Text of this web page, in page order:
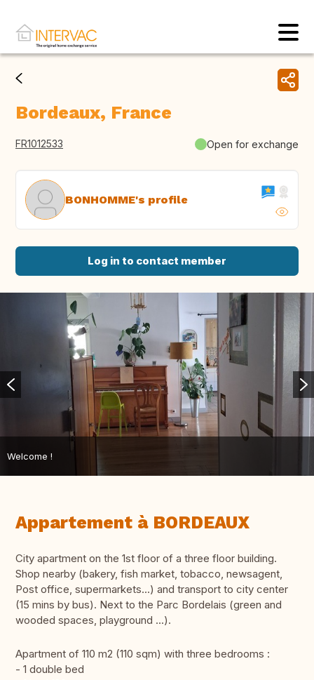
Bordeaux, France
FR1012533 Open for exchange
BONHOMME's profile
Log in to contact member
Welcome !
Appartement à BORDEAUX
City apartment on the 1st floor of a three floor building.
Shop nearby (bakery, fish market, tobacco, newsagent,
Post office, supermarkets...) and transport to city center
(15 mins by bus). Next to the Parc Bordelais (green and
wooded spaces, playground ...).
Apartment of 110 m2 (110 sqm) with three bedrooms :
- 1 double bed